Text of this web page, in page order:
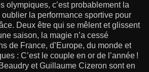
olympiques, c’est probablement la
la performance sportive pour
Deux être qui se mêlent et glissent
saison, la magie n’a cessé
de France, d’Europe, du monde et
: C’est le couple en or de l’année !
et Guillaume Cizeron sont en